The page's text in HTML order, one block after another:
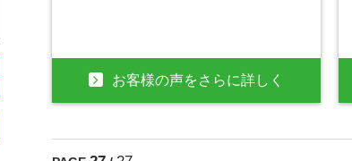
お客様の声をさらに詳しく